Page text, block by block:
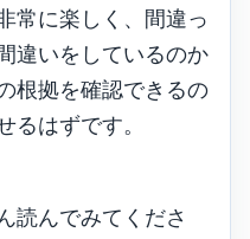
常に楽しく、間違っ
違いをしているのか
根拠を確認できるの
るはずです。
読んでみてくださ